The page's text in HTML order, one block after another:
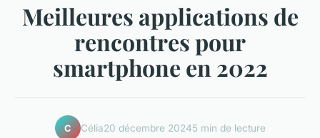
Meilleures applications de
rencontres pour
smartphone en 2022
C Célia20 décembre 20245 min de lecture